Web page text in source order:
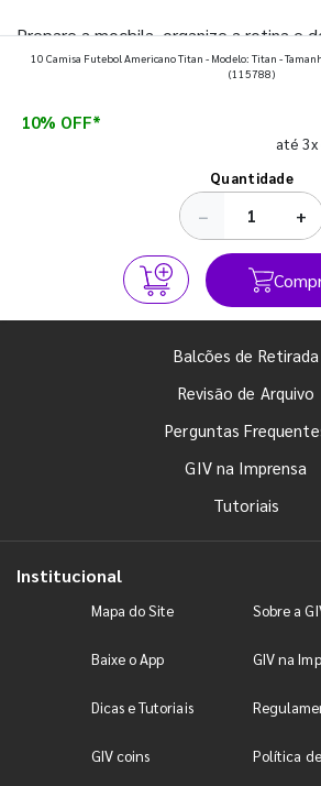
Prepare a mochila, organize a rotina e
que fazem toda diferença para
10 Camisa Futebol Americano Titan - Modelo: Titan -
(115788)
10% OFF*
até
Quantidade
− +
Balcões de Retirada
Revisão de Arquivo
Perguntas
GIV na Imprensa
Tutoriais
Institucional
Mapa do Site Sobre a
Baixe o App GIV na
Dicas e Tutoriais
GIV coins Política